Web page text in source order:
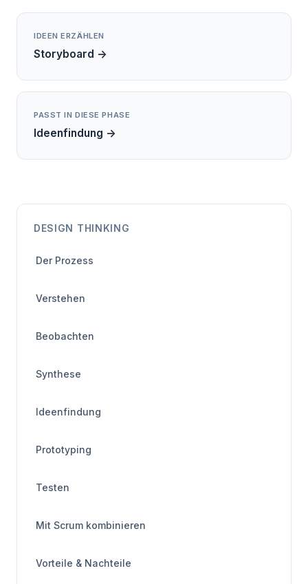
IDEEN ERZÄHLEN
Storyboard →
PASST IN DIESE PHASE
Ideenfindung →
DESIGN THINKING
Der Prozess
Verstehen
Beobachten
Synthese
Ideenfindung
Prototyping
Testen
Mit Scrum kombinieren
Vorteile & Nachteile